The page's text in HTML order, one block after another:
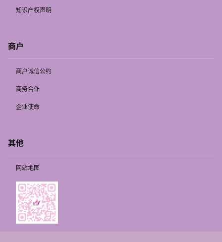
知识产权声明
商户
商户诚信公约
商务合作
企业使命
其他
网站地图